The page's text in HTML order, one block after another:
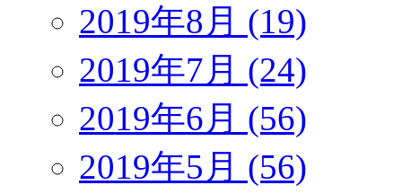
2019年8月 (19)
2019年7月 (24)
2019年6月 (56)
2019年5月 (56)